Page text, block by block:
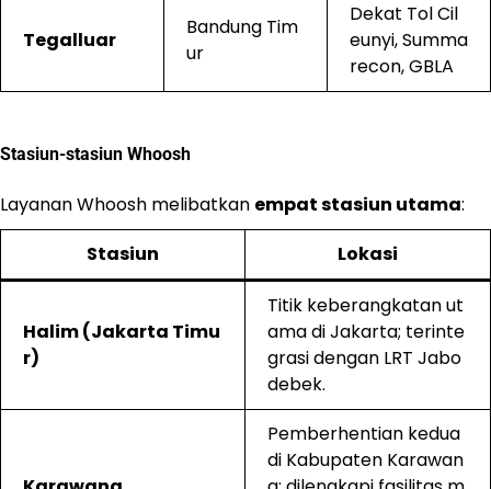
Tegalluar
Bandung Tim
ur
Dekat Tol Cil
eunyi, Summa
recon, GBLA
Stasiun-stasiun Whoosh
Layanan Whoosh melibatkan empat stasiun utama:
Stasiun
Lokasi
Halim (Jakarta Timu
r)
Titik keberangkatan ut
ama di Jakarta; terinte
grasi dengan LRT Jabo
debek.
Pemberhentian kedua
di Kabupaten Karawan